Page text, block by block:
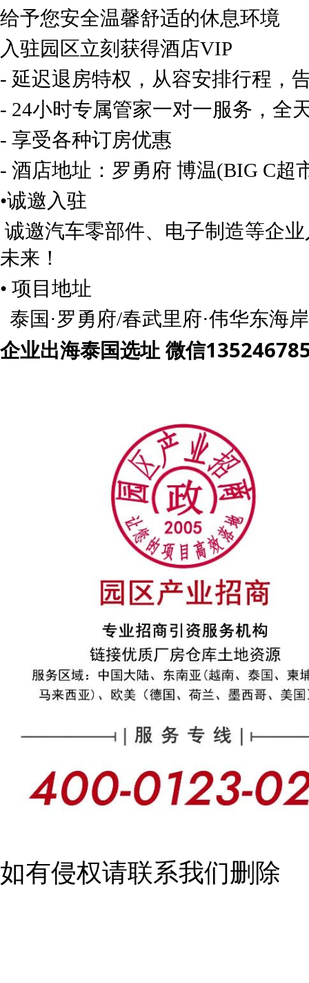
给予您安全温馨舒适的休息环境
入驻园区立刻获得酒店VIP
- 延迟退房特权，从容安排行程，
- 24小时专属管家一对一服务，全
- 享受各种订房优惠
- 酒店地址：罗勇府 博温(BIG C超
•诚邀入驻
诚邀汽车零部件、电子制造等企
未来！
• 项目地址
泰国·罗勇府/春武里府·伟华东海
企业出海泰国选址微信
如有侵权请联系我们删除